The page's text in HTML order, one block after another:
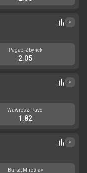
+
Pagac, Zbynek
2.05
+
Wawrosz, Pavel
1.82
+
Barta, Miroslav